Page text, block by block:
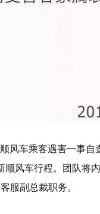
风车乘客遇害一事
风车行程。团队将
服副总裁职务。